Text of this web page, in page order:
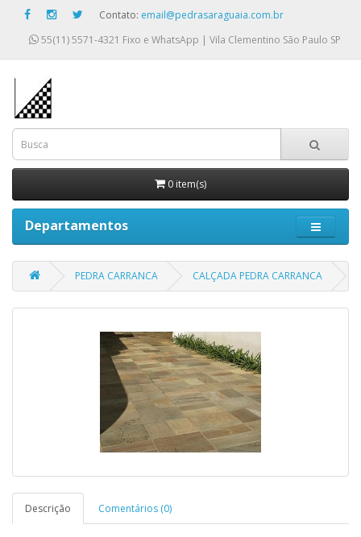
Contato: email@pedrasaraguaia.com.br
55(11) 5571-4321 Fixo e WhatsApp | Vila Clementino São Paulo SP
0 item(s)
Departamentos
PEDRA CARRANCA CALÇADA PEDRA CARRANCA
Descrição Comentários (0)